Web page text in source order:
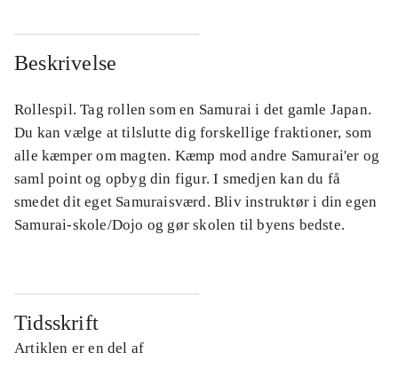
Beskrivelse
Rollespil. Tag rollen som en Samurai i det gamle Japan.
Du kan vælge at tilslutte dig forskellige fraktioner, som
alle kæmper om magten. Kæmp mod andre Samurai'er og
saml point og opbyg din figur. I smedjen kan du få
smedet dit eget Samuraisværd. Bliv instruktør i din egen
Samurai-skole/Dojo og gør skolen til byens bedste.
Tidsskrift
Artiklen er en del af